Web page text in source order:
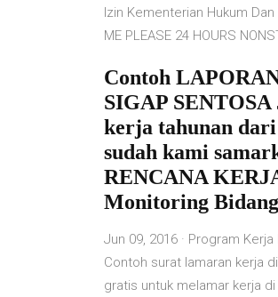
Izin Kementerian Hukum
ME PLEASE 24 HOURS
Contoh
SIGAP
kerja tahunan dari
sudah kami
RENCANA
Monitoring
Jun 09, 2016 · Program
Contoh surat lamaran kerja
gratis untuk melamar kerja